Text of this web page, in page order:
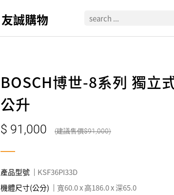
友誠購物
BOSCH博世-8系列 獨立
公升
91,000 91,000
產品型號
KSF36PI33D
機體尺寸(公分)
寬60.0 x 高186.0 x 深65.0